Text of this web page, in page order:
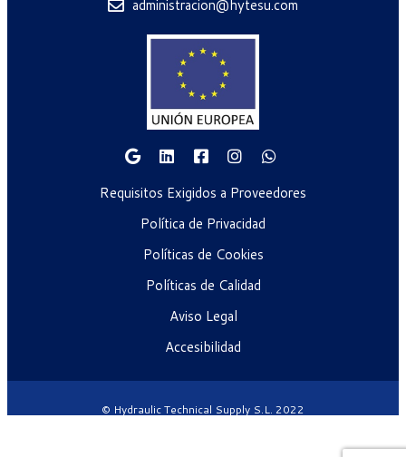
administracion@hytesu.com
Requisitos Exigidos a Proveedores
Política de Privacidad
Políticas de Cookies
Políticas de Calidad
Aviso Legal
Accesibilidad
© Hydraulic Technical Supply S.L. 2022